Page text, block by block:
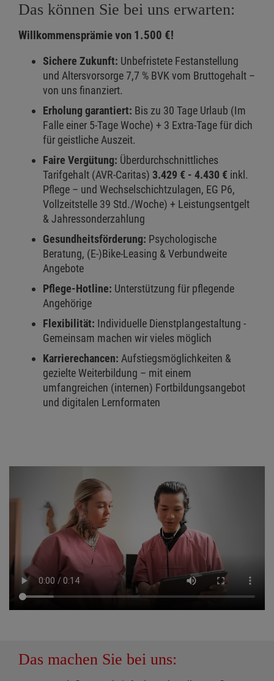
Das können Sie bei uns erwarten:
Willkommensprämie von 1.500 €!
Sichere Zukunft: Unbefristete Festanstellung
und Altersvorsorge 7,7 % BVK vom Bruttogehalt –
von uns finanziert.
Erholung garantiert: Bis zu 30 Tage Urlaub (Im
Falle einer 5-Tage Woche) + 3 Extra-Tage für dich
für geistliche Auszeit.
Faire Vergütung: Überdurchschnittliches
Tarifgehalt (AVR-Caritas) 3.429 € - 4.430 € inkl.
Pflege – und Wechselschichtzulagen, EG P6,
Vollzeitstelle 39 Std./Woche) + Leistungsentgelt
& Jahressonderzahlung
Gesundheitsförderung: Psychologische
Beratung, (E-)Bike-Leasing & Verbundweite
Angebote
Pflege-Hotline: Unterstützung für pflegende
Angehörige
Flexibilität: Individuelle Dienstplangestaltung -
Gemeinsam machen wir vieles möglich
Karrierechancen: Aufstiegsmöglichkeiten &
gezielte Weiterbildung – mit einem
umfangreichen (internen) Fortbildungsangebot
und digitalen Lernformaten
Das machen Sie bei uns: